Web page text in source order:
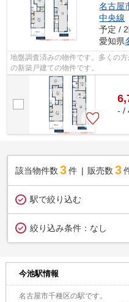
名古屋
中央線
予定 /
愛知県
地盤調査済みの物件です。多くの
の新築戸建ての物件です。
- /
該当物件数 3件 販売数 3
駅で絞り込む
絞り込み条件： なし
今池駅情報
名古屋市千種区の駅です。